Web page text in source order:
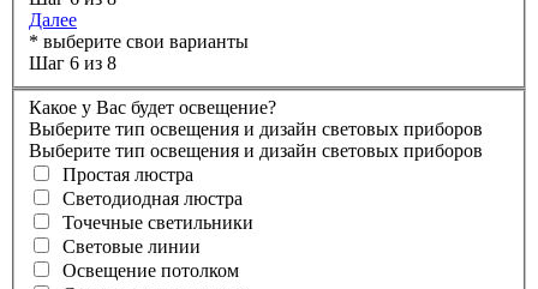
Далее
* выберите свои варианты
Шаг 6 из 8
Какое у Вас будет освещение?
Выберите тип освещения и дизайн световых приборов
Выберите тип освещения и дизайн световых приборов
Простая люстра
Светодиодная люстра
Точечные светильники
Световые линии
Освещение потолком